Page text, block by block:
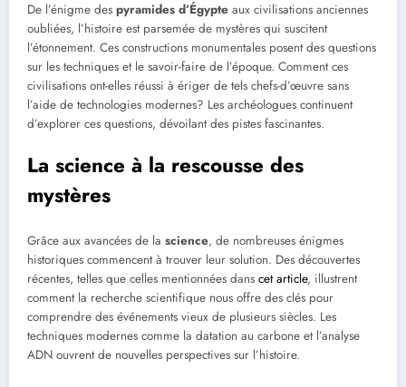
De l’énigme des pyramides d’Égypte aux civilisations anciennes
oubliées, l’histoire est parsemée de mystères qui suscitent
l’étonnement. Ces constructions monumentales posent des questions
sur les techniques et le savoir-faire de l’époque. Comment ces
civilisations ont-elles réussi à ériger de tels chefs-d’œuvre sans
l’aide de technologies modernes? Les archéologues continuent
d’explorer ces questions, dévoilant des pistes fascinantes.
La science à la rescousse des
mystères
Grâce aux avancées de la science, de nombreuses énigmes
historiques commencent à trouver leur solution. Des découvertes
récentes, telles que celles mentionnées dans cet article, illustrent
comment la recherche scientifique nous offre des clés pour
comprendre des événements vieux de plusieurs siècles. Les
techniques modernes comme la datation au carbone et l’analyse
ADN ouvrent de nouvelles perspectives sur l’histoire.